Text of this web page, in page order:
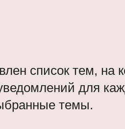
список тем,
для
темы.